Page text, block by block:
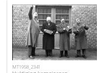
MT1958_2341